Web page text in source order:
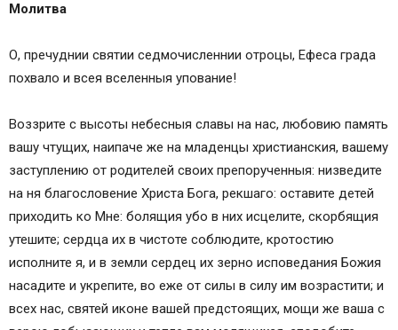
Молитва
О, пречуднии святии седмочисленнии отроцы, Ефеса града
похвало и всея вселенныя упование!
Воззрите с высоты небесныя славы на нас, любовию память
вашу чтущих, наипаче же на младенцы христианския, вашему
заступлению от родителей своих препорученныя: низведите
на ня благословение Христа Бога, рекшаго: оставите детей
приходить ко Мне: болящия убо в них исцелите, скорбящия
утешите; сердца их в чистоте соблюдите, кротостию
исполните я, и в земли сердец их зерно исповедания Божия
насадите и укрепите, во еже от силы в силу им возрастити; и
всех нас, святей иконе вашей предстоящих, мощи же ваша с